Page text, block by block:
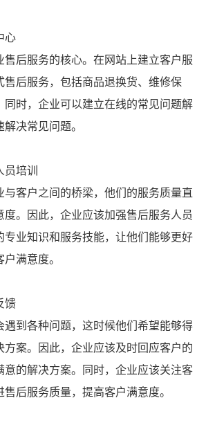
心
售后服务的核心。在网站上建立客户服
售后服务，包括商品退换货、维修保
同时，企业可以建立在线的常见问题解
决常见问题。
培训
与客户之间的桥梁，他们的服务质量直
度。因此，企业应该加强售后服务人员
专业知识和服务技能，让他们能够更好
满意度。
馈
遇到各种问题，这时候他们希望能够得
方案。因此，企业应该及时回应客户的
意的解决方案。同时，企业应该关注客
后服务质量，提高客户满意度。